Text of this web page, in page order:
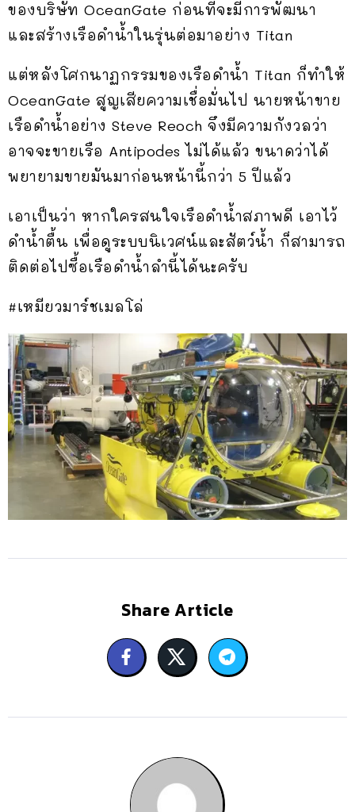
ของบริษัท OceanGate ก่อนที่จะมีการพัฒนา
และสร้างเรือดำน้ำในรุ่นต่อมาอย่าง Titan
แต่หลังโศกนาฏกรรมของเรือดำน้ำ Titan ก็ทำให้
OceanGate สูญเสียความเชื่อมั่นไป นายหน้าขาย
เรือดำน้ำอย่าง Steve Reoch จึงมีความกังวลว่า
อาจจะขายเรือ Antipodes ไม่ได้แล้ว ขนาดว่าได้
พยายามขายมันมาก่อนหน้านี้กว่า 5 ปีแล้ว
เอาเป็นว่า หากใครสนใจเรือดำน้ำสภาพดี เอาไว้
ดำน้ำตื้น เพื่อดูระบบนิเวศน์และสัตว์น้ำ ก็สามารถ
ติดต่อไปซื้อเรือดำน้ำลำนี้ได้นะครับ
#เหมียวมาร์ชเมลโล่
Share Article